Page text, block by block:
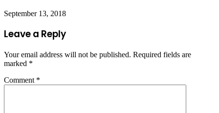
September 13, 2018
Leave a Reply
Your email address will not be published. Required fields are
marked *
Comment *